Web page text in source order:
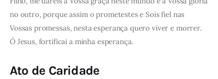
no outro, porque assim o prometestes e Sois fiel nas
Vossas promessas, nesta esperança quero viver e morrer.
Ó Jesus, fortificai a minha esperança.
Ato de Caridade